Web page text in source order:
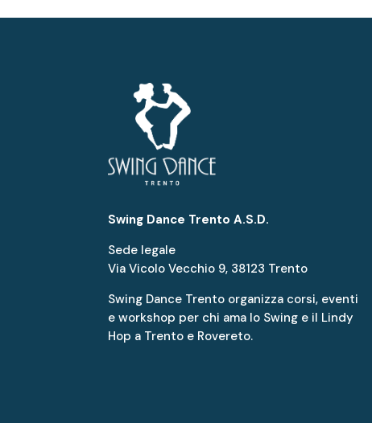
Swing Dance Trento A.S.D.
Sede legale
Via Vicolo Vecchio 9, 38123 Trento
Swing Dance Trento organizza corsi, eventi
e workshop per chi ama lo Swing e il Lindy
Hop a Trento e Rovereto.